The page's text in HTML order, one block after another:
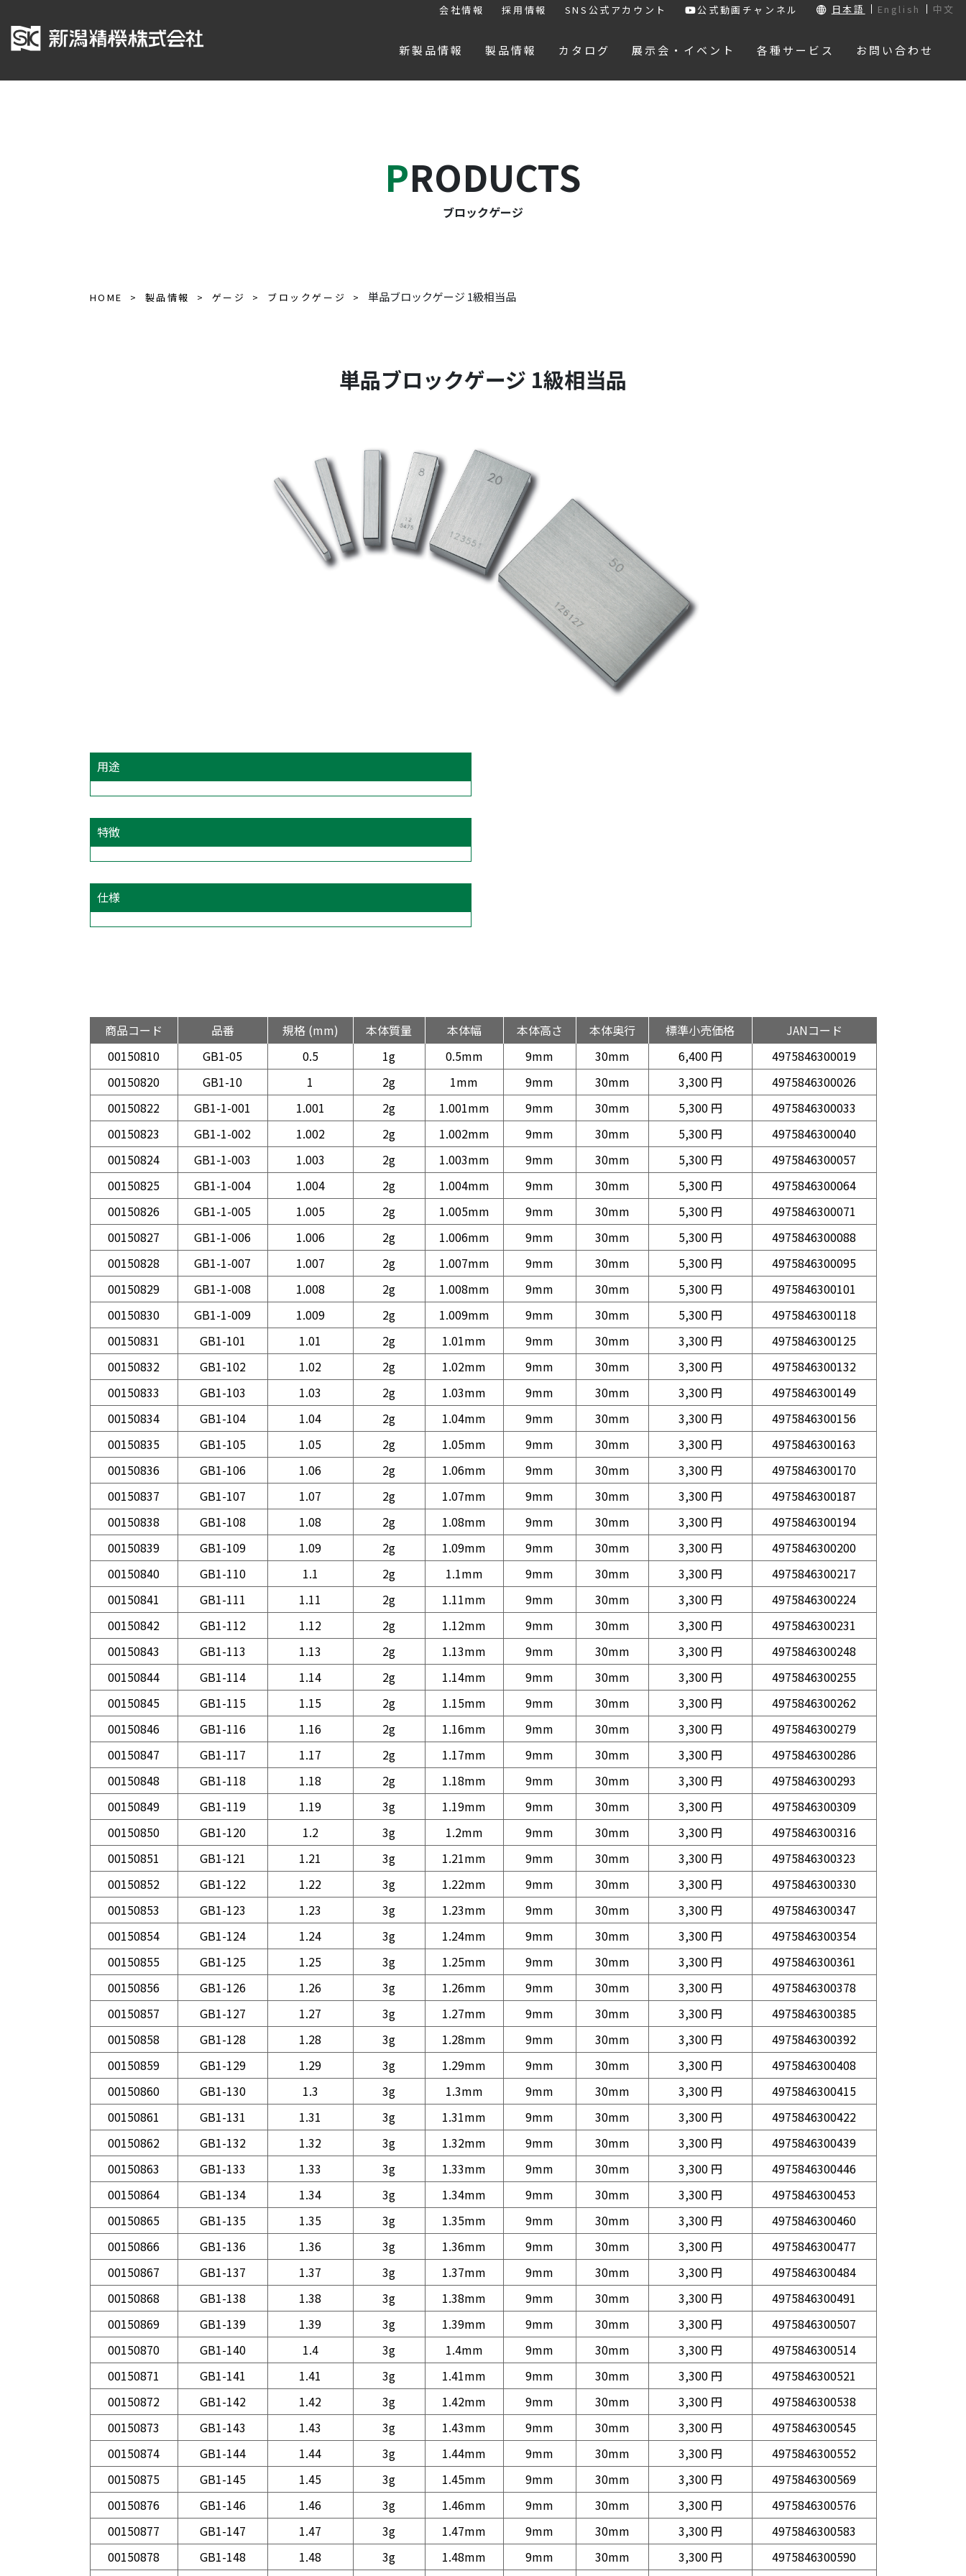
会社情報 採用情報 SNS公式アカウント 公式動画チャンネル 日本語 English 中文
新製品情報 製品情報 カタログ 展示会・イベント 各種サービス お問い合わせ
PRODUCTS
ブロックゲージ
HOME 製品情報 ゲージ ブロックゲージ 単品ブロックゲージ 1級相当品
単品ブロックゲージ 1級相当品
用途
特徴
仕様
商品コード 品番 規格 (mm) 本体質量 本体幅 本体高さ 本体奥行 標準小売価格
JANコード
00150810
GB1-05 0.5 1g 0.5mm 9mm 30mm 6,400 円
4975846300019
00150820
GB1-10 1 2g 1mm 9mm 30mm 3,300 円
4975846300026
00150822
GB1-1-001 1.001 2g 1.001mm 9mm 30mm 5,300 円
4975846300033
00150823
GB1-1-002 1.002 2g 1.002mm 9mm 30mm 5,300 円
4975846300040
00150824
GB1-1-003 1.003 2g 1.003mm 9mm 30mm 5,300 円
4975846300057
00150825
GB1-1-004 1.004 2g 1.004mm 9mm 30mm 5,300 円
4975846300064
00150826
GB1-1-005 1.005 2g 1.005mm 9mm 30mm 5,300 円
4975846300071
00150827
GB1-1-006 1.006 2g 1.006mm 9mm 30mm 5,300 円
4975846300088
00150828
GB1-1-007 1.007 2g 1.007mm 9mm 30mm 5,300 円
4975846300095
00150829
GB1-1-008 1.008 2g 1.008mm 9mm 30mm 5,300 円
4975846300101
00150830
GB1-1-009 1.009 2g 1.009mm 9mm 30mm 5,300 円
4975846300118
00150831
GB1-101 1.01 2g 1.01mm 9mm 30mm 3,300 円
4975846300125
00150832
GB1-102 1.02 2g 1.02mm 9mm 30mm 3,300 円
4975846300132
00150833
GB1-103 1.03 2g 1.03mm 9mm 30mm 3,300 円
4975846300149
00150834
GB1-104 1.04 2g 1.04mm 9mm 30mm 3,300 円
4975846300156
00150835
GB1-105 1.05 2g 1.05mm 9mm 30mm 3,300 円
4975846300163
00150836
GB1-106 1.06 2g 1.06mm 9mm 30mm 3,300 円
4975846300170
00150837
GB1-107 1.07 2g 1.07mm 9mm 30mm 3,300 円
4975846300187
00150838
GB1-108 1.08 2g 1.08mm 9mm 30mm 3,300 円
4975846300194
00150839
GB1-109 1.09 2g 1.09mm 9mm 30mm 3,300 円
4975846300200
00150840
GB1-110 1.1 2g 1.1mm 9mm 30mm 3,300 円
4975846300217
00150841
GB1-111 1.11 2g 1.11mm 9mm 30mm 3,300 円
4975846300224
00150842
GB1-112 1.12 2g 1.12mm 9mm 30mm 3,300 円
4975846300231
00150843
GB1-113 1.13 2g 1.13mm 9mm 30mm 3,300 円
4975846300248
00150844
GB1-114 1.14 2g 1.14mm 9mm 30mm 3,300 円
4975846300255
00150845
GB1-115 1.15 2g 1.15mm 9mm 30mm 3,300 円
4975846300262
00150846
GB1-116 1.16 2g 1.16mm 9mm 30mm 3,300 円
4975846300279
00150847
GB1-117 1.17 2g 1.17mm 9mm 30mm 3,300 円
4975846300286
00150848
GB1-118 1.18 2g 1.18mm 9mm 30mm 3,300 円
4975846300293
00150849
GB1-119 1.19 3g 1.19mm 9mm 30mm 3,300 円
4975846300309
00150850
GB1-120 1.2 3g 1.2mm 9mm 30mm 3,300 円
4975846300316
00150851
GB1-121 1.21 3g 1.21mm 9mm 30mm 3,300 円
4975846300323
00150852
GB1-122 1.22 3g 1.22mm 9mm 30mm 3,300 円
4975846300330
00150853
GB1-123 1.23 3g 1.23mm 9mm 30mm 3,300 円
4975846300347
00150854
GB1-124 1.24 3g 1.24mm 9mm 30mm 3,300 円
4975846300354
00150855
GB1-125 1.25 3g 1.25mm 9mm 30mm 3,300 円
4975846300361
00150856
GB1-126 1.26 3g 1.26mm 9mm 30mm 3,300 円
4975846300378
00150857
GB1-127 1.27 3g 1.27mm 9mm 30mm 3,300 円
4975846300385
00150858
GB1-128 1.28 3g 1.28mm 9mm 30mm 3,300 円
4975846300392
00150859
GB1-129 1.29 3g 1.29mm 9mm 30mm 3,300 円
4975846300408
00150860
GB1-130 1.3 3g 1.3mm 9mm 30mm 3,300 円
4975846300415
00150861
GB1-131 1.31 3g 1.31mm 9mm 30mm 3,300 円
4975846300422
00150862
GB1-132 1.32 3g 1.32mm 9mm 30mm 3,300 円
4975846300439
00150863
GB1-133 1.33 3g 1.33mm 9mm 30mm 3,300 円
4975846300446
00150864
GB1-134 1.34 3g 1.34mm 9mm 30mm 3,300 円
4975846300453
00150865
GB1-135 1.35 3g 1.35mm 9mm 30mm 3,300 円
4975846300460
00150866
GB1-136 1.36 3g 1.36mm 9mm 30mm 3,300 円
4975846300477
00150867
GB1-137 1.37 3g 1.37mm 9mm 30mm 3,300 円
4975846300484
00150868
GB1-138 1.38 3g 1.38mm 9mm 30mm 3,300 円
4975846300491
00150869
GB1-139 1.39 3g 1.39mm 9mm 30mm 3,300 円
4975846300507
00150870
GB1-140 1.4 3g 1.4mm 9mm 30mm 3,300 円
4975846300514
00150871
GB1-141 1.41 3g 1.41mm 9mm 30mm 3,300 円
4975846300521
00150872
GB1-142 1.42 3g 1.42mm 9mm 30mm 3,300 円
4975846300538
00150873
GB1-143 1.43 3g 1.43mm 9mm 30mm 3,300 円
4975846300545
00150874
GB1-144 1.44 3g 1.44mm 9mm 30mm 3,300 円
4975846300552
00150875
GB1-145 1.45 3g 1.45mm 9mm 30mm 3,300 円
4975846300569
00150876
GB1-146 1.46 3g 1.46mm 9mm 30mm 3,300 円
4975846300576
00150877
GB1-147 1.47 3g 1.47mm 9mm 30mm 3,300 円
4975846300583
00150878
GB1-148 1.48 3g 1.48mm 9mm 30mm 3,300 円
4975846300590